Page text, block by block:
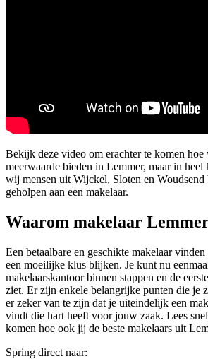
Bekijk deze video om erachter te komen hoe
meerwaarde bieden in Lemmer, maar in
wij mensen uit Wijckel, Sloten en
geholpen aan een makelaar.
Waarom makelaar
Een betaalbare en geschikte makelaar
een moeilijke klus blijken. Je kunt nu
makelaarskantoor binnen stappen en de
ziet. Er zijn enkele belangrijke punten die je
er zeker van te zijn dat je uiteindelijk een
vindt die hart heeft voor jouw zaak. Lees
komen hoe ook jij de beste makelaars uit
Spring direct naar: